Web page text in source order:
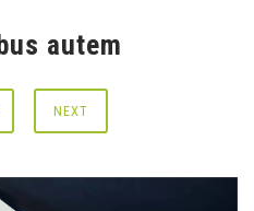
autem
NEXT